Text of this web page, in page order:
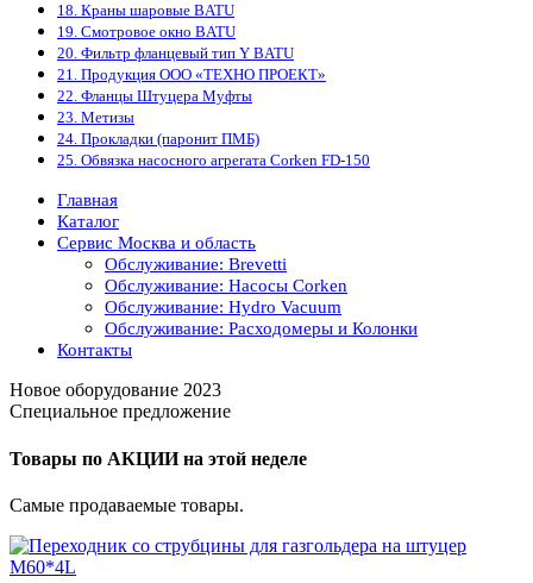
18. Краны шаровые BATU
19. Смотровое окно BATU
20. Фильтр фланцевый тип Y BATU
21. Продукция ООО «ТЕХНО ПРОЕКТ»
22. Фланцы Штуцера Муфты
23. Метизы
24. Прокладки (паронит ПМБ)
25. Обвязка насосного агрегата Corken FD-150
Главная
Каталог
Сервис Москва и область
Обслуживание: Brevetti
Обслуживание: Насосы Corken
Обслуживание: Hydro Vacuum
Обслуживание: Расходомеры и Колонки
Контакты
Новое оборудование 2023
Специальное предложение
Товары по АКЦИИ на этой неделе
Самые продаваемые товары.